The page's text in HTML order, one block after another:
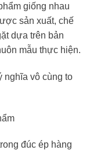
giống nhau
sản xuất, chế
dựa trên bản
mẫu thực hiện.
nghĩa vô cùng to
đúc ép hàng